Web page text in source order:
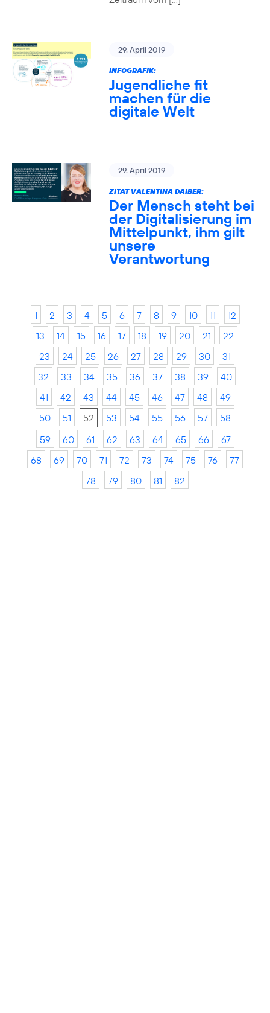
29. April 2019
INFOGRAFIK:
Jugendliche fit
machen für die
digitale Welt
29. April 2019
ZITAT VALENTINA DAIBER:
Der Mensch steht bei
der Digitalisierung im
Mittelpunkt, ihm gilt
unsere
Verantwortung
1 2 3 4 5 6 7 8 9 10 11
12
13
14 15 16 17 18 19 20 21
22
23
24 25 26 27 28 29 30
31
32
33 34 35 36 37 38 39
40
41
42 43 44 45 46 47 48
49
50
51 52 53 54 55 56 57
58
59
60 61 62 63 64 65 66
67
68
69 70 71 72 73 74 75 76
77
78
79 80 81 82